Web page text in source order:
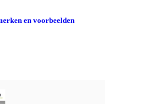
en voorbeelden